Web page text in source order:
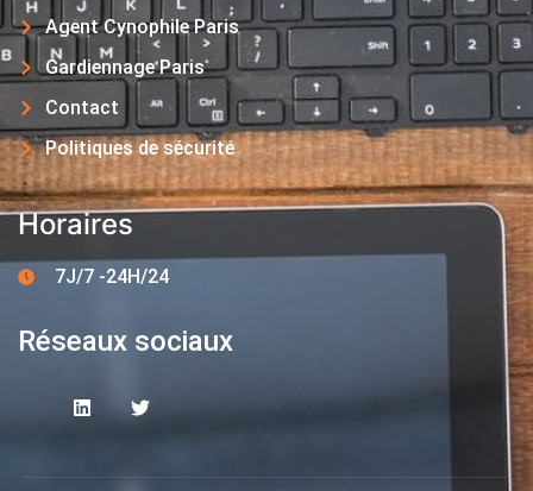
Agent Cynophile Paris
Gardiennage Paris
Contact
Politiques de sécurité
Horaires
7J/7 -24H/24
Réseaux sociaux